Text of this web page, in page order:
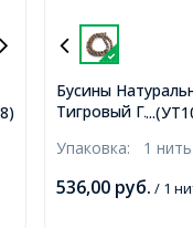
Бусины
Тигровый Глаз,
Коричневый, 6мм,
Отверстие 1мм,
63шт/38-39см/
Упаковка: 1 нить
536,00 руб. / 1